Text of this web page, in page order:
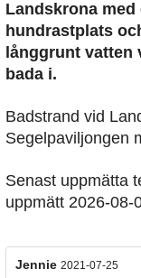
Landskrona
hundrastplats
långgrunt
bada i.
Badstrand vid
Segelpaviljongen
Senast uppmätta
uppmätt 2026-08-
Jennie 2021-07-25